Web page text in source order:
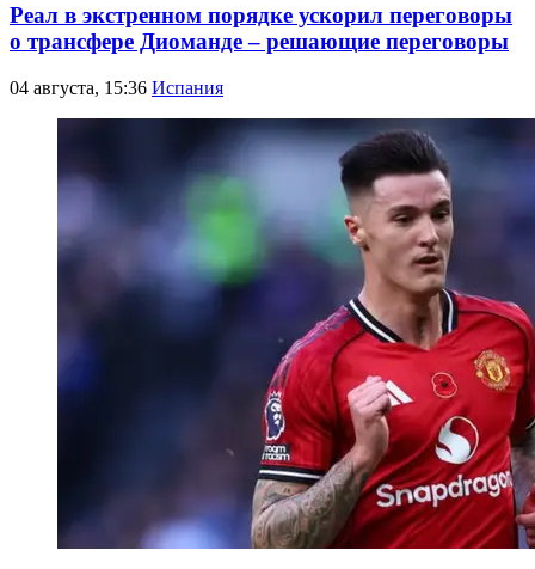
Реал в экстренном порядке ускорил переговоры
о трансфере Диоманде – решающие переговоры
04 августа, 15:36 Испания